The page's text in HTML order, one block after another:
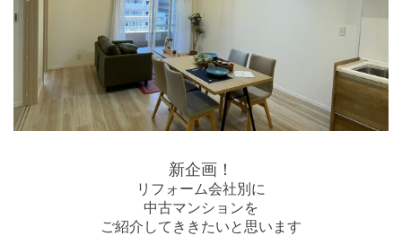
新企画！
リフォーム会社別に
中古マンションを
ご紹介してききたいと思います